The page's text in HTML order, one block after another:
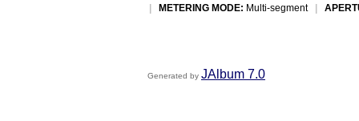
METERING MODE: Multi-segment
Generated by JAlbum 7.0